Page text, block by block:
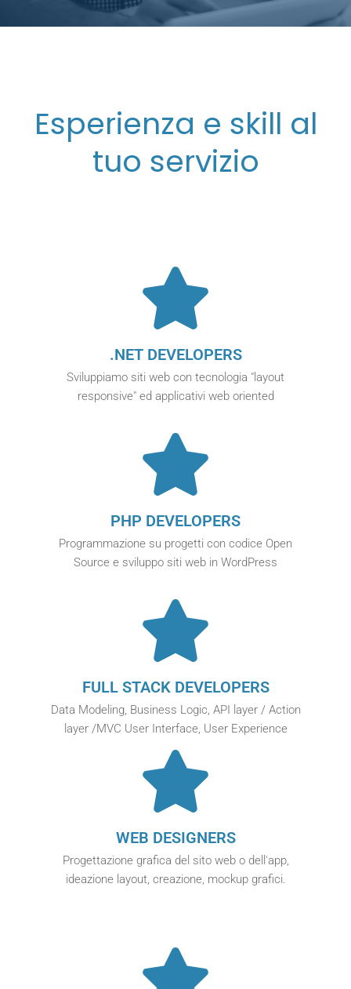
Esperienza e skill al
tuo servizio
.NET DEVELOPERS
Sviluppiamo siti web con tecnologia "layout
responsive" ed applicativi web oriented
PHP DEVELOPERS
Programmazione su progetti con codice Open
Source e sviluppo siti web in WordPress
FULL STACK DEVELOPERS
Data Modeling, Business Logic, API layer / Action
layer /MVC User Interface, User Experience
WEB DESIGNERS
Progettazione grafica del sito web o dell'app,
ideazione layout, creazione, mockup grafici.